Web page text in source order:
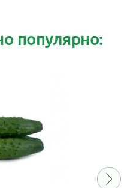
популярно: